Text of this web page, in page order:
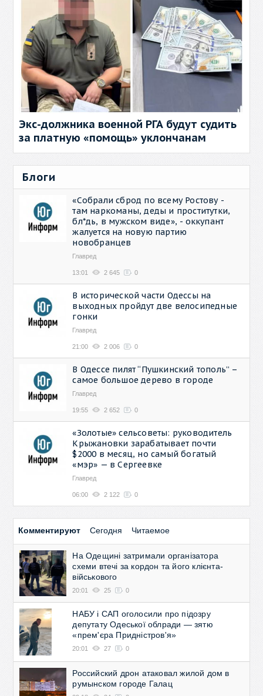
Экс-должника военной РГА будут судить
за платную «помощь» уклончанам
Блоги
«Собрали сброд по всему Ростову -
там наркоманы, деды и проститутки,
бл*дь, в мужском виде», - оккупант
жалуется на новую партию
новобранцев
Главред
13:01 2 645 0
В исторической части Одессы на
выходных пройдут две велосипедные
гонки
Главред
21:00 2 006 0
В Одессе пилят “Пушкинский тополь” –
самое большое дерево в городе
Главред
19:55 2 652 0
«Золотые» сельсоветы: руководитель
Крыжановки зарабатывает почти
$2000 в месяц, но самый богатый
«мэр» — в Сергеевке
Главред
06:00 2 122 0
Комментируют Сегодня Читаемое
На Одещині затримали організатора
схеми втечі за кордон та його клієнта-
військового
20:01 25 0
НАБУ і САП оголосили про підозру
депутату Одеської облради — зятю
«прем'єра Придністров'я»
20:01 27 0
Российский дрон атаковал жилой дом в
румынском городе Галац